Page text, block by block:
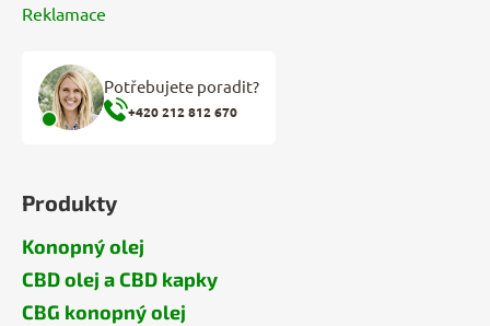
Reklamace
Potřebujete poradit?
+420 212 812 670
Produkty
Konopný olej
CBD olej a CBD kapky
CBG konopný olej